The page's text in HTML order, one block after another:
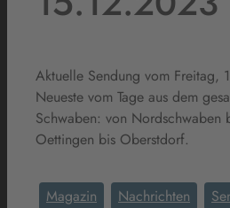
Aktuelle Sendung vom Freitag,
Neueste vom Tage aus dem
Schwaben: von Nordschwaben
Oettingen bis Oberstdorf.
Magazin Nachrichten